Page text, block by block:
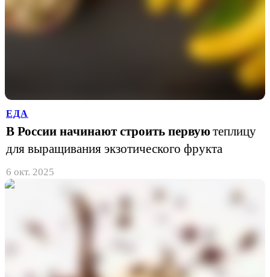
ЕДА
В России начинают строить первуютеплицу
для выращивания экзотического фрукта
6 окт. 2025